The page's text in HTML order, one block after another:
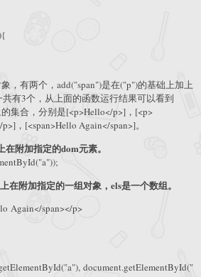
，有两个，add("span")是在("p")的基础上加上
共有3个，从上面的函数运行结果可以看到
集合，分别是[<p>Hello</p>]，[<p>
，[<span>Hello Again</span>]。
附加指定的dom元素。
在附加指定的一组对象，els是一个数组。
Again</span></p>
document.getElementById("